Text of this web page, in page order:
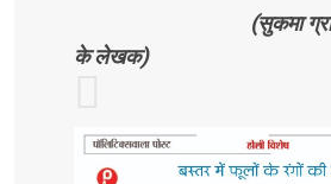
(सुकमा ग्राउन्ड
के लेखक)